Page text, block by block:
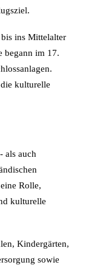
ins Mittelalter
begann im 17.
kulturelle
als auch
Rolle,
kulturelle
Kindergärten,
sowie